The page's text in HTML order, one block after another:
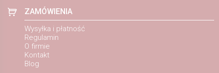
ZAMÓWIENIA
Wysyłka i płatność
Regulamin
O firmie
Kontakt
Blog